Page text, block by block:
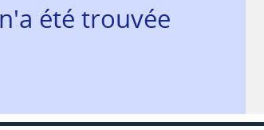
été trouvée